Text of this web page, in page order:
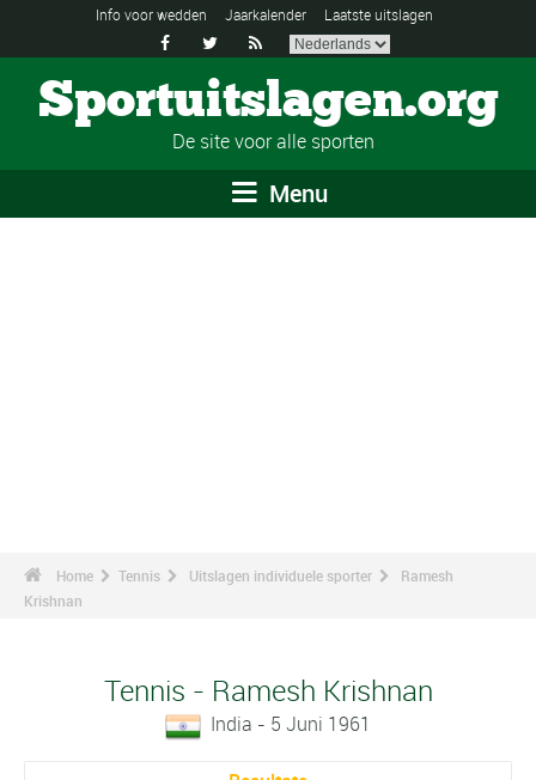
Info voor wedden Jaarkalender Laatste uitslagen
  
Sportuitslagen.org
De site voor alle sporten
Menu
Home Tennis Uitslagen individuele sporter
Ramesh
Krishnan
Tennis - Ramesh Krishnan
India - 5 Juni 1961